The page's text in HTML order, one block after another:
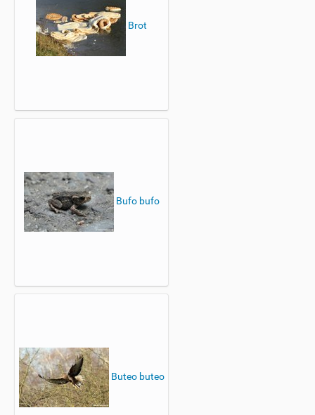
Brot
Bufo bufo
Buteo buteo